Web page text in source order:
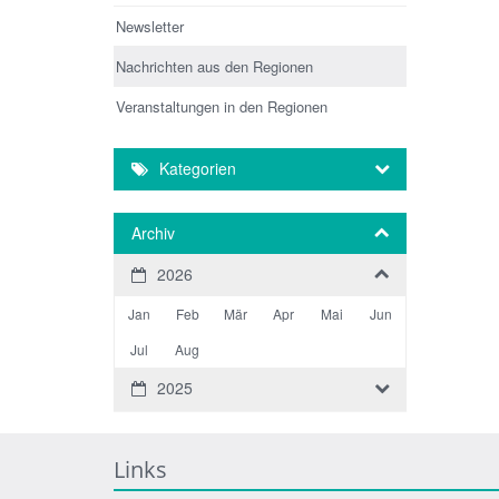
Newsletter
Nachrichten aus den Regionen
Veranstaltungen in den Regionen
Kategorien
Archiv
2026
Jan Feb Mär Apr Mai
Jun
Jul
Aug
2025
Links